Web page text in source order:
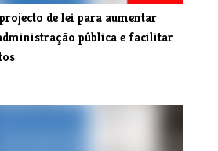
de lei para aumentar
pública e facilitar